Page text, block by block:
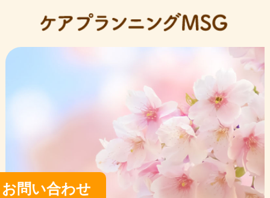
お問い合わせ